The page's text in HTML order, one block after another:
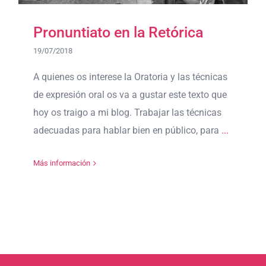
Pronuntiato en la Retórica
19/07/2018
A quienes os interese la Oratoria y las técnicas
de expresión oral os va a gustar este texto que
hoy os traigo a mi blog. Trabajar las técnicas
adecuadas para hablar bien en público, para ...
Más información